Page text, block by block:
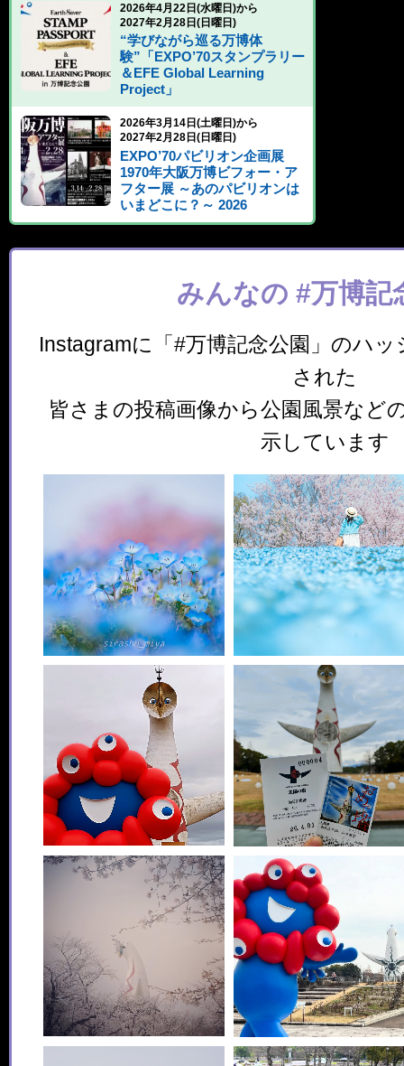
2026年4月22日(水曜日)から
2027年2月28日(日曜日)
“学びながら巡る万博体
験”「EXPO’70スタンプラリー
＆EFE Global Learning
Project」
2026年3月14日(土曜日)から
2027年2月28日(日曜日)
EXPO’70パビリオン企画展
1970年大阪万博ビフォー・ア
フター展 ～あのパビリオンは
いまどこに？～ 2026
みんなの #万博記
Instagramに「#万博記念公園」のハ
された
皆さまの投稿画像から公園風景など
示しています